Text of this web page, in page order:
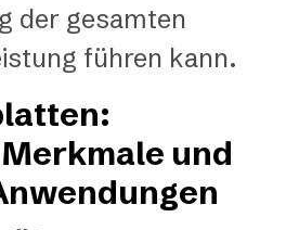
der gesamten
führen kann.
und